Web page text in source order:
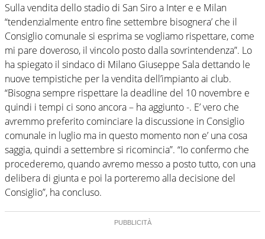
Sulla vendita dello stadio di San Siro a Inter e e Milan
“tendenzialmente entro fine settembre bisognera’ che il
Consiglio comunale si esprima se vogliamo rispettare, come
mi pare doveroso, il vincolo posto dalla sovrintendenza”. Lo
ha spiegato il sindaco di Milano Giuseppe Sala dettando le
nuove tempistiche per la vendita dell’impianto ai club.
“Bisogna sempre rispettare la deadline del 10 novembre e
quindi i tempi ci sono ancora – ha aggiunto -. E’ vero che
avremmo preferito cominciare la discussione in Consiglio
comunale in luglio ma in questo momento non e’ una cosa
saggia, quindi a settembre si ricomincia”. “Io confermo che
procederemo, quando avremo messo a posto tutto, con una
delibera di giunta e poi la porteremo alla decisione del
Consiglio”, ha concluso.